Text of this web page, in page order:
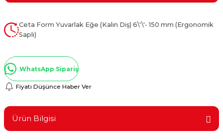
Ceta Form Yuvarlak Eğe (Kalın Diş) 6\'\'- 150 mm (Ergonomik
Saplı)
WhatsApp Sipariş
Fiyatı Düşünce Haber Ver
Ürün Bilgisi